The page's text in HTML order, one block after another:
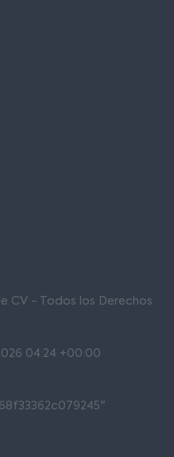
CV - Todos los Derechos
04:24 +00:00